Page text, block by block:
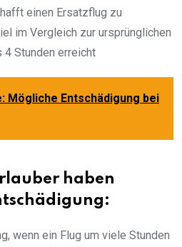
einen Ersatzflug zu
im Vergleich zur ursprünglichen
4 Stunden erreicht
Mögliche Entschädigung bei
haben
wenn ein Flug um viele Stunden